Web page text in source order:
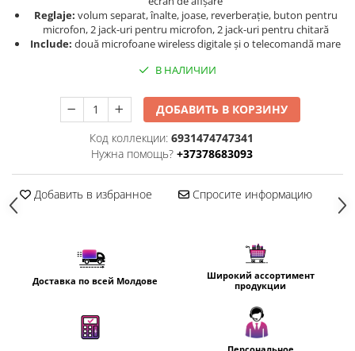
Пылесосы
Роботы пылесосы
Уход за одеждой
Отпариватель для одежды
Reglaje: volum separat, înalte, joase, reverberație, buton pentru
microfon, 2 jack-uri pentru microfon, 2 jack-uri pentru chitară
Include: două microfoane wireless digitale și o telecomandă mare
В НАЛИЧИИ
ДОБАВИТЬ В КОРЗИНУ
Код коллекции: 6931474747341
Нужна помощь? +37378683093
Добавить в избранное Спросите информацию
Доставка по всей Молдове
Широкий ассортимент
продукции